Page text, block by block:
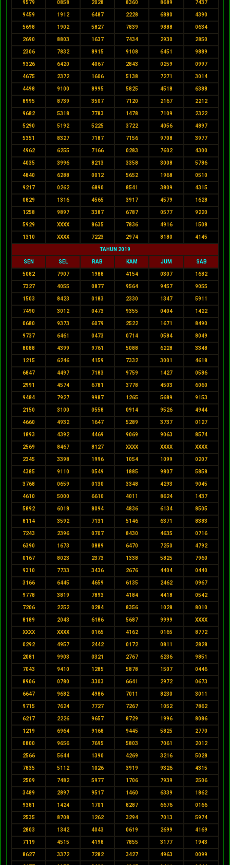
9579 0858 2028 8360 8689 7437
9459 1912 6487 2228 6880 4390
5698 1902 5827 7839 9888 0634
2690 8803 1637 7434 2930 2850
2306 7832 8915 9108 6451 9889
9326 6420 4067 2843 0259 0997
4675 2372 1606 5138 7271 3014
4498 9100 8995 5825 4518 6388
8995 8739 3507 7120 2167 2212
9682 5318 7783 1478 7109 2322
5290 5192 5225 3722 4056 4897
5351 8327 7187 7156 9708 3977
4962 6255 7166 0283 7602 4300
4035 3996 8213 3358 3008 5786
4840 6288 0012 5652 1968 0510
9217 0262 6890 8541 3809 4315
0829 1316 4565 3917 4579 1628
1258 9897 3387 6787 0577 9220
5929 XXXX 8635 7836 4916 1508
1310 XXXX 7223 2974 8180 4145
TAHUN 2019
SEN SEL RAB KAM JUM SAB
5082 7907 1988 4154 0307 1682
7327 4055 0877 9564 9457 9055
1503 8423 0183 2330 1347 5911
7490 3012 0473 9355 0404 1422
0680 9373 6079 2522 1671 8490
9737 6461 0473 0714 0584 8049
8088 4399 9761 5088 6228 3348
1215 6246 4159 7332 3001 4618
6847 4497 7183 9759 1427 0586
2991 4574 6781 3778 4503 6060
9484 7927 9987 1265 5689 9153
2150 3100 0558 0914 9526 4944
4660 4932 1647 5289 3737 0127
1893 4392 4469 9069 9063 8574
2569 8467 8127 XXXX XXXX XXXX
2345 3398 1996 1054 1099 0207
4385 9110 0549 1885 9807 5858
3768 0659 0130 3348 4293 9045
4610 5000 6610 4011 8624 1437
5892 6018 8094 4836 6134 8505
8114 3592 7131 5146 6371 8383
7243 2396 0707 8430 4635 0716
6390 1673 0889 6470 7250 4792
0167 8023 2373 1338 5825 7960
9310 7733 3436 2676 4404 0440
3166 6445 4659 6135 2462 0967
9778 3819 7893 4184 4418 0542
7206 2252 0284 8356 1028 8010
8189 2043 6186 5687 9999 XXXX
XXXX XXXX 0165 4162 0165 8772
0292 4957 2442 0172 0811 2828
2081 9903 0321 2767 6236 9851
7043 9410 1285 5878 1507 0446
8906 0780 3303 6641 2972 0673
6647 9682 4986 7011 8230 3011
9715 7624 7727 7267 1052 7862
6217 2226 9657 8729 1996 8086
1219 6964 9168 9445 5825 2770
0800 9656 7695 5803 7061 2012
2566 5644 1390 4269 3216 5028
7835 5112 1026 3919 9326 4315
2509 7482 5977 1706 7939 2506
3489 2897 9517 1460 6339 1862
9381 1424 1701 8287 6676 0166
2535 8708 1262 3294 7013 5974
2803 1342 4043 0619 2699 4169
7119 4515 4198 7855 3177 1943
8627 3372 7282 3427 4963 0099